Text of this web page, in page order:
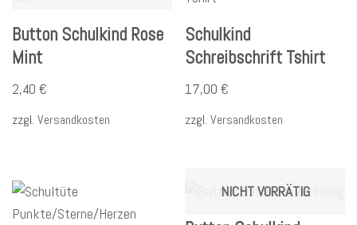
Button Schulkind Rose
Mint
2,40 €
zzgl. Versandkosten
Schulkind
Schreibschrift Tshirt
17,00€
zzgl.Versandkosten
NICHT VORRÄTIG